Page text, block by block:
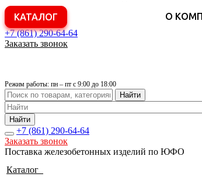
КАТАЛОГ О
+7 (861)290-64-64
Заказать звонок
Режим работы: пн – пт с 9:00 до 18:00
Найти
Найти
+7 (861) 290-64-64
Заказать звонок
Поставка железобетонных изделий по ЮФО
Каталог